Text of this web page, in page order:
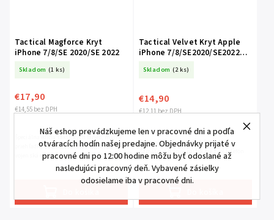
Náš eshop prevádzkujeme len v pracovné dni a podľa
otváracích hodín našej predajne. Objednávky prijaté v
pracovné dni po 12:00 hodine môžu byť odoslané až
nasledujúci pracovný deň. Vybavené zásielky
odosielame iba v pracovné dni.
Tactical Magforce Kryt
iPhone 7/8/SE 2020/SE 2022
Skladom (1 ks)
€14,55 bez DPH
€17,90
Špeciálna edícia taktických farieb, matne
priehľadný chrbát, funkcia MagSafe a
vojenská ochrana podľa normy MIL-STD-
Tactical Velvet Kryt Apple
iPhone 7/8/SE2020/SE2022
Skladom (2 ks)
€12,11 bez DPH
€14,90
Tactical MagForce Velvet Smoothie -
Zamatový bojový parťák pre tvoj telefón.